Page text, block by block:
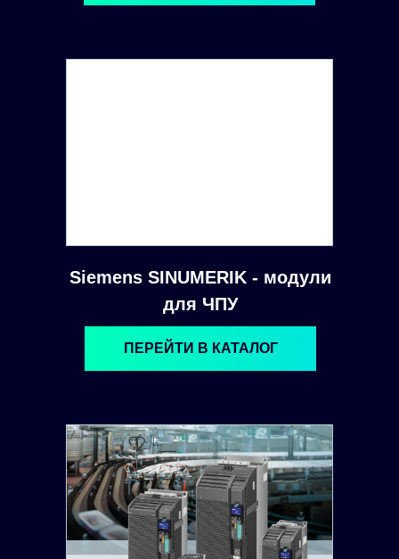
Siemens SINUMERIK - модули
для ЧПУ
ПЕРЕЙТИ В КАТАЛОГ